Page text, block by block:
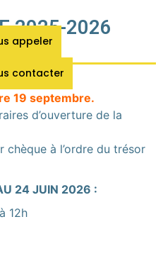
2025-2026
19 septembre.
d’ouverture de la
chèque à l’ordre du trésor
24 JUIN 2026 :
12h
appeler
contacter